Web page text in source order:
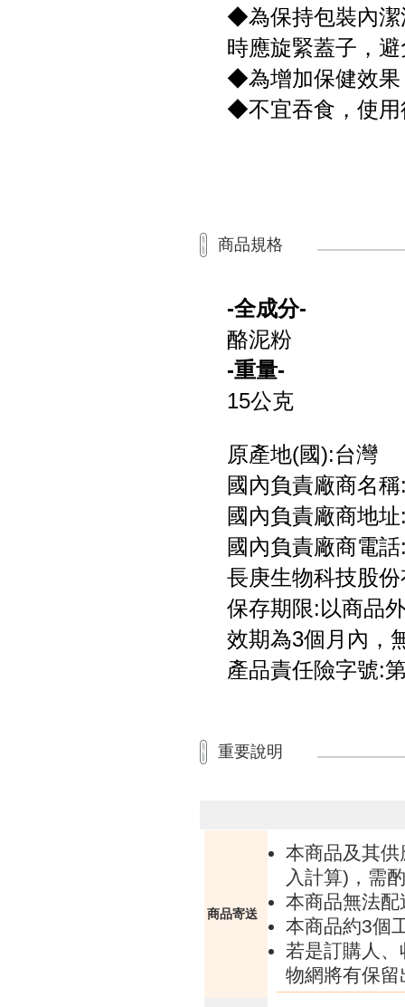
◆為保持包裝內潔
時應旋緊蓋子，
◆為增加保健效果
◆不宜吞食，使用
商品規格
-全成分-
酪泥粉
-重量-
15公克
原產地(國):台灣
國內負責廠商名
國內負責廠商地
國內負責廠商電
長庚生物科技股
保存期限:以商品
效期為3個月內，
產品責任險字號:
重要說明
商品寄送
本商品及其
入計算)，需
本商品無法配
本商品約3個
若是訂購人
物網將有保